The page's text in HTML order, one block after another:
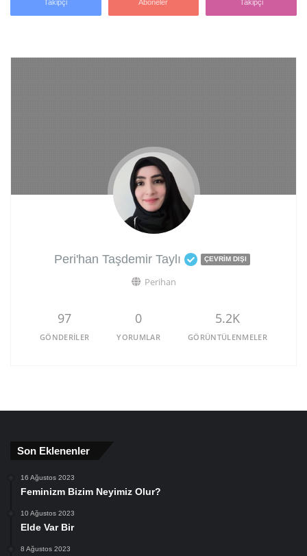
Takipçi Aboneler Takipçi
Peri'han Taşdemir Taylı ÇEVRIM DIŞI
Perihan
97
GÖNDERILER
0
YORUMLAR
5.2K
GÖRÜNTÜLENMELER
Son Eklenenler
16 Ağustos 2023
Feminizm Bizim Neyimiz Olur?
10 Ağustos 2023
Elde Var Bir
8 Ağustos 2023